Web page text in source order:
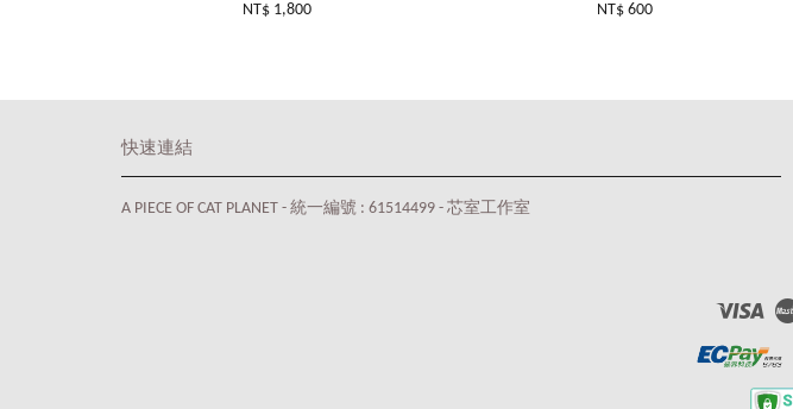
NT$ 1,800 NT$ 600
快速連結
A PIECE OF CAT PLANET - 統一編號 : 61514499 - 芯室工作室
Visa